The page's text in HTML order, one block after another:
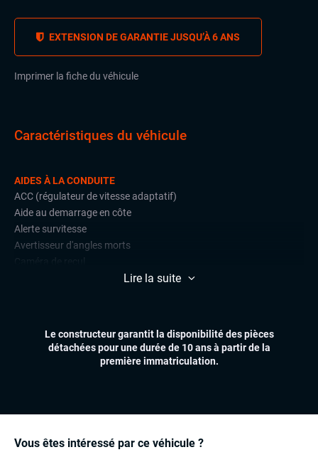
EXTENSION DE GARANTIE JUSQU’À 6 ANS
Imprimer la fiche du véhicule
Vous êtes intéressé par ce véhicule ?
Caractéristiques du véhicule
AIDES À LA CONDUITE
ACC (régulateur de vitesse adaptatif)
Aide au demarrage en côte
Alerte survitesse
Avertisseur d'angles morts
Détections de signalisation routière
Radars de stationnement avant et arrière
Feux automatiques
Lire la suite
Le constructeur garantit la disponibilité des pièces
détachées pour une durée de 10 ans à partir de la
première immatriculation.